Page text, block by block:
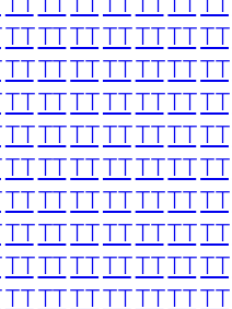
TTTTTTTTTTTTTT
TTTTTTTTTTTTTT
TTTTTTTTTTTTTT
TTTTTTTTTTTTTT
TTTTTTTTTTTTTT
TTTTTTTTTTTTTT
TTTTTTTTTTTTTT
TTTTTTTTTTTTTT
TTTTTTTTTTTTTT